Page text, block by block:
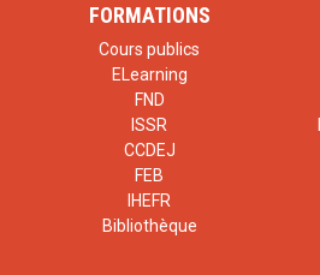
FORMATIONS
Cours publics
ELearning
FND
ISSR
CCDEJ
FEB
IHEFR
Bibliothèque